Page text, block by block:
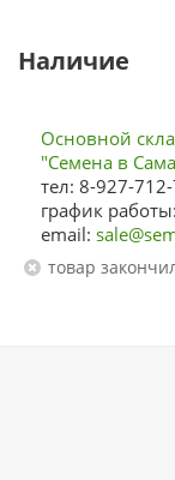
Наличие
Основной
"Семена в
тел: 8-927-
график
email:
Товар